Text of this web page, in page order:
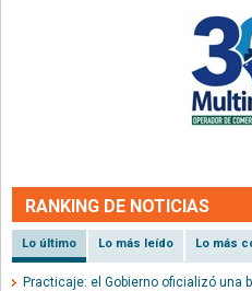
RANKING DE NOTICIAS
Lo último Lo más leído Lo más
Practicaje: el Gobierno oficializó una